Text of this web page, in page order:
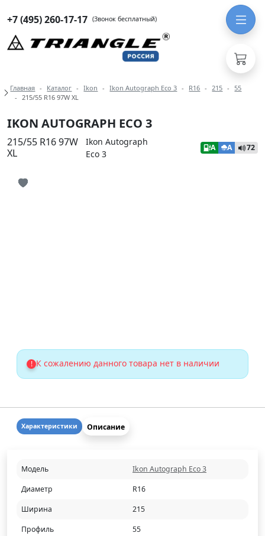
+7 (495) 260-17-17 (Звонок бесплатный)
Навигация по разделам модели
Главная Каталог Ikon Ikon Autograph Eco 3 R16 215
55
215/55 R16 97W XL
IKON AUTOGRAPH ECO 3
215/55 R16 97W
XL
Ikon Autograph
Eco 3
A A 72
! К сожалению данного товара нет в наличии
Характеристики Описание
Модель
Ikon Autograph Eco 3
Диаметр
R16
Ширина
215
Профиль
55